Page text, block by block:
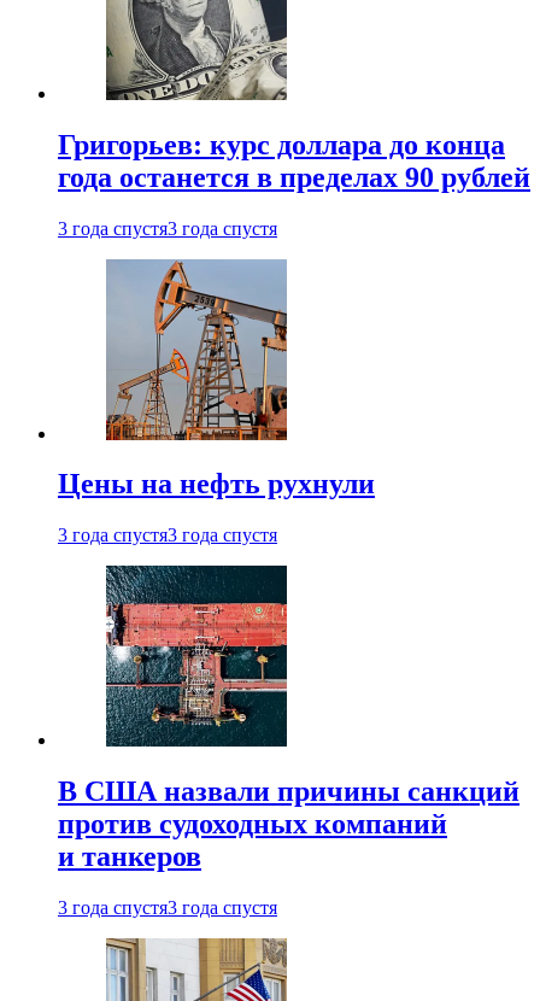
Григорьев: курс доллара до конца
года останется в пределах 90 рублей
3 года спустя3 года спустя
Цены на нефть рухнули
3 года спустя3 года спустя
В США назвали причины санкций
против судоходных компаний
и танкеров
3 года спустя3 года спустя